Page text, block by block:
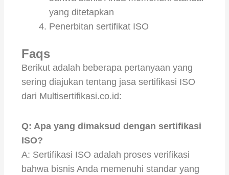
yang ditetapkan
Penerbitan sertifikat ISO
Faqs
Berikut adalah beberapa pertanyaan yang
sering diajukan tentang jasa sertifikasi ISO
dari Multisertifikasi.co.id:
Q: Apa yang dimaksud dengan sertifikasi
ISO?
A: Sertifikasi ISO adalah proses verifikasi
bahwa bisnis Anda memenuhi standar yang